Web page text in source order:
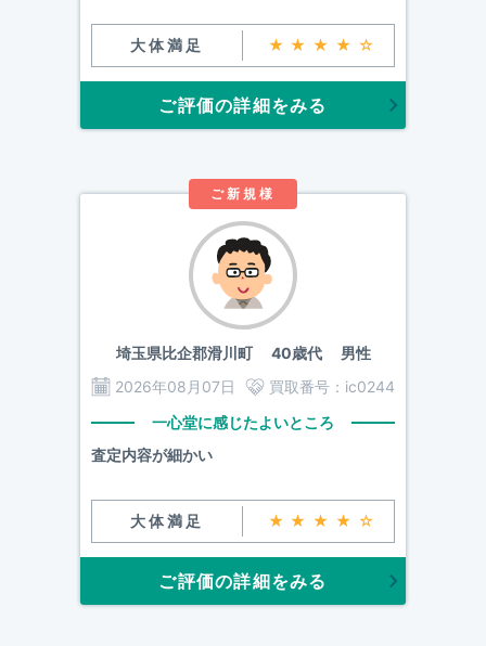
大体満足 ★★★★☆
ご評価の詳細をみる
ご新規様
埼玉県比企郡滑川町40歳代 男性
2026年08月07日
買取番号： ic0244
一心堂に感じたよいところ
査定内容が細かい
大体満足 ★★★★☆
ご評価の詳細をみる